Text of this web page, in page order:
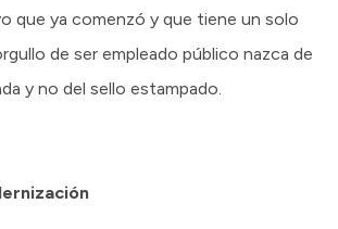
que ya comenzó y que tiene un solo
de ser empleado público nazca de
y no del sello estampado.